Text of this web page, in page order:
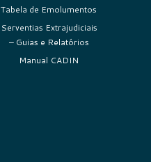
Tabela de Emolumentos
Serventias Extrajudiciais
– Guias e Relatórios
Manual CADIN